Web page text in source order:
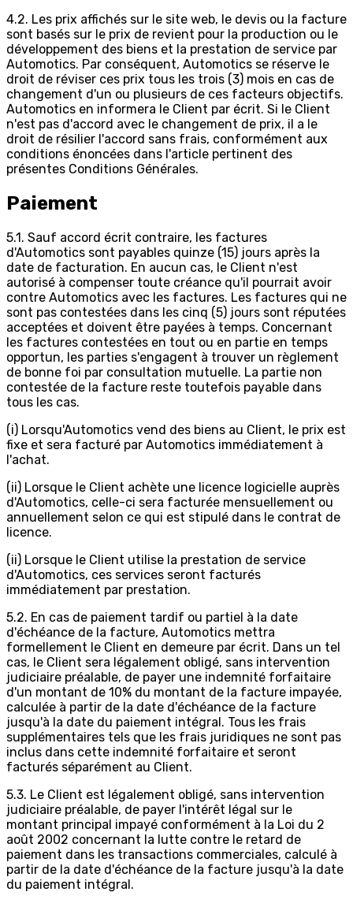
4.2. Les prix affichés sur le site web, le devis ou la facture
sont basés sur le prix de revient pour la production ou le
développement des biens et la prestation de service par
Automotics. Par conséquent, Automotics se réserve le
droit de réviser ces prix tous les trois (3) mois en cas de
changement d'un ou plusieurs de ces facteurs objectifs.
Automotics en informera le Client par écrit. Si le Client
n'est pas d'accord avec le changement de prix, il a le
droit de résilier l'accord sans frais, conformément aux
conditions énoncées dans l'article pertinent des
présentes Conditions Générales.
Paiement
5.1. Sauf accord écrit contraire, les factures
d'Automotics sont payables quinze (15) jours après la
date de facturation. En aucun cas, le Client n'est
autorisé à compenser toute créance qu'il pourrait avoir
contre Automotics avec les factures. Les factures qui ne
sont pas contestées dans les cinq (5) jours sont réputées
acceptées et doivent être payées à temps. Concernant
les factures contestées en tout ou en partie en temps
opportun, les parties s'engagent à trouver un règlement
de bonne foi par consultation mutuelle. La partie non
contestée de la facture reste toutefois payable dans
tous les cas.
(i) Lorsqu'Automotics vend des biens au Client, le prix est
fixe et sera facturé par Automotics immédiatement à
l'achat.
(ii) Lorsque le Client achète une licence logicielle auprès
d'Automotics, celle-ci sera facturée mensuellement ou
annuellement selon ce qui est stipulé dans le contrat de
licence.
(ii) Lorsque le Client utilise la prestation de service
d'Automotics, ces services seront facturés
immédiatement par prestation.
5.2. En cas de paiement tardif ou partiel à la date
d'échéance de la facture, Automotics mettra
formellement le Client en demeure par écrit. Dans un tel
cas, le Client sera légalement obligé, sans intervention
judiciaire préalable, de payer une indemnité forfaitaire
d'un montant de 10% du montant de la facture impayée,
calculée à partir de la date d'échéance de la facture
jusqu'à la date du paiement intégral. Tous les frais
supplémentaires tels que les frais juridiques ne sont pas
inclus dans cette indemnité forfaitaire et seront
facturés séparément au Client.
5.3. Le Client est légalement obligé, sans intervention
judiciaire préalable, de payer l'intérêt légal sur le
montant principal impayé conformément à la Loi du 2
août 2002 concernant la lutte contre le retard de
paiement dans les transactions commerciales, calculé à
partir de la date d'échéance de la facture jusqu'à la date
du paiement intégral.